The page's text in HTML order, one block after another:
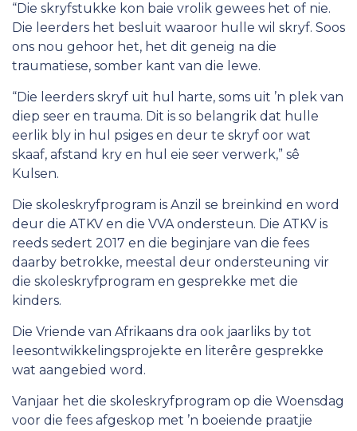
“Die skryfstukke kon baie vrolik gewees het of nie.
Die leerders het besluit waaroor hulle wil skryf. Soos
ons nou gehoor het, het dit geneig na die
traumatiese, somber kant van die lewe.
“Die leerders skryf uit hul harte, soms uit ’n plek van
diep seer en trauma. Dit is so belangrik dat hulle
eerlik bly in hul psiges en deur te skryf oor wat
skaaf, afstand kry en hul eie seer verwerk,” sê
Kulsen.
Die skoleskryfprogram is Anzil se breinkind en word
deur die ATKV en die VVA ondersteun. Die ATKV is
reeds sedert 2017 en die beginjare van die fees
daarby betrokke, meestal deur ondersteuning vir
die skoleskryfprogram en gesprekke met die
kinders.
Die Vriende van Afrikaans dra ook jaarliks by tot
leesontwikkelingsprojekte en literêre gesprekke
wat aangebied word.
Vanjaar het die skoleskryfprogram op die Woensdag
voor die fees afgeskop met ’n boeiende praatjie